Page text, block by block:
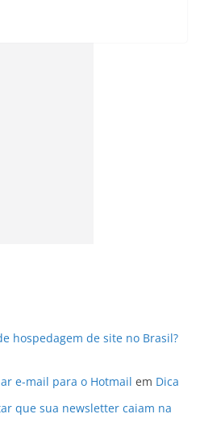
hospedagem de site no Brasil?
e-mail para o Hotmail em Dica
que sua newsletter caiam na